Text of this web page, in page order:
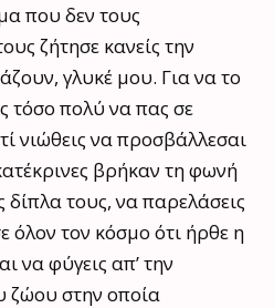
που δεν τους
ζήτησε κανείς την
γλυκέ μου. Για να το
τόσο πολύ να πας σε
νιώθεις να προσβάλλεσαι
βρήκαν τη φωνή
τους, να παρελάσεις
όλον τον κόσμο ότι ήρθε η
να φύγεις απ’ την
ζώου στην οποία